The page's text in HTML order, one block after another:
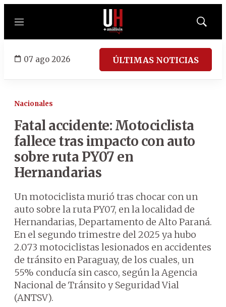
Menú
Mostrar
07 ago 2026 ÚLTIMAS NOTICIAS
Nacionales
Fatal accidente: Motociclista
fallece tras impacto con auto
sobre ruta PY07 en
Hernandarias
Un motociclista murió tras chocar con un
auto sobre la ruta PY07, en la localidad de
Hernandarias, Departamento de Alto Paraná.
En el segundo trimestre del 2025 ya hubo
2.073 motociclistas lesionados en accidentes
de tránsito en Paraguay, de los cuales, un
55% conducía sin casco, según la Agencia
Nacional de Tránsito y Seguridad Vial
(ANTSV).